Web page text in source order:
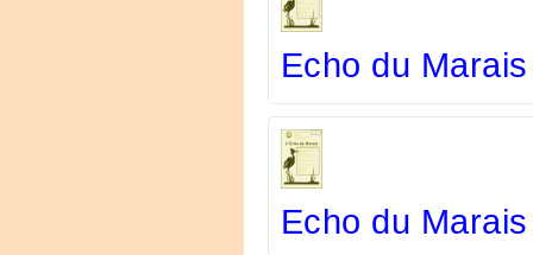
Echo du
Echo du